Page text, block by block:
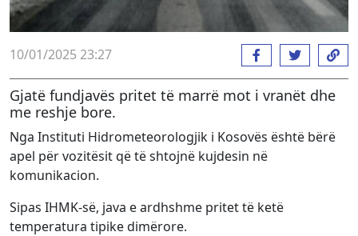
10/01/2025 23:27
Gjatë fundjavës pritet të marrë mot i vranët dhe
me reshje bore.
Nga Instituti Hidrometeorologjik i Kosovës është bërë
apel për vozitësit që të shtojnë kujdesin në
komunikacion.
Sipas IHMK-së, java e ardhshme pritet të ketë
temperatura tipike dimërore.